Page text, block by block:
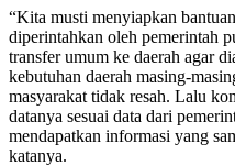
“Kita musti menyiapkan
diperintahkan oleh pemerintah
transfer umum ke daerah agar
kebutuhan daerah masing-
masyarakat tidak resah. Lalu
datanya sesuai data dari
mendapatkan informasi yang
katanya.